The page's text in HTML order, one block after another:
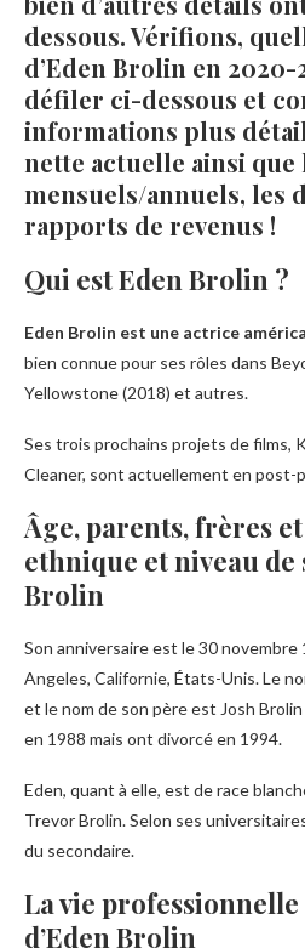
dessous. Vérifions,
d’Eden Brolin en 2020-
défiler ci-dessous et
informations plus
nette actuelle ainsi que
mensuels/annuels, les
rapports de revenus !
Qui est Eden Brolin ?
Eden Brolin est une actrice
bien connue pour ses rôles dans
Yellowstone (2018) et autres.
Ses trois prochains projets de films,
Cleaner, sont actuellement en post-
Âge, parents, frères
ethnique et niveau de
Brolin
Son anniversaire est le 30
Angeles, Californie, États-Unis. Le
et le nom de son père est Josh
en 1988 mais ont divorcé en 1994.
Eden, quant à elle, est de race
Trevor Brolin. Selon ses
du secondaire.
La vie
d’Eden Brolin